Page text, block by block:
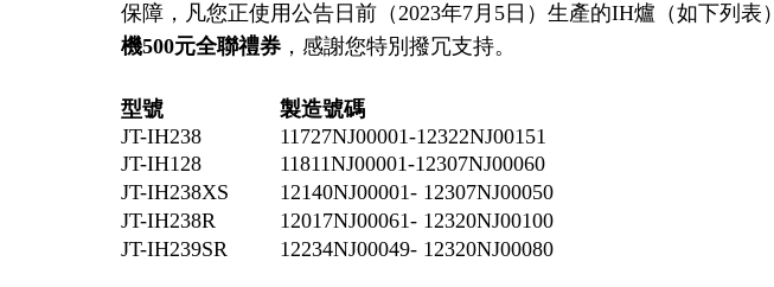
保障，凡您正使用公告日前（2023年7月5日）生產的IH爐（如下列表
機500元全聯禮券，感謝您特別撥冗支持。
型號
製造號碼
JT-IH238
11727NJ00001-12322NJ00151
JT-IH128
11811NJ00001-12307NJ00060
JT-IH238XS
12140NJ00001- 12307NJ00050
JT-IH238R
12017NJ00061- 12320NJ00100
JT-IH239SR
12234NJ00049- 12320NJ00080